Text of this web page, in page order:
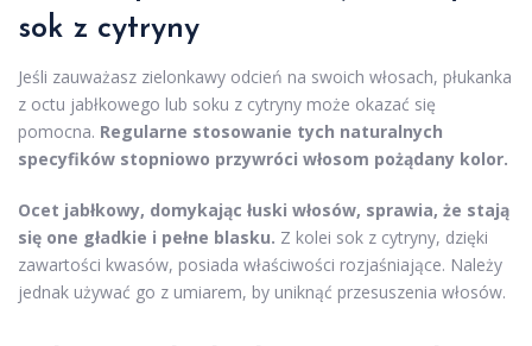
sok z cytryny
Jeśli zauważasz zielonkawy odcień na swoich włosach, płukanka
z octu jabłkowego lub soku z cytryny może okazać się
pomocna. Regularne stosowanie tych naturalnych
specyfików stopniowo przywróci włosom pożądany kolor.
Ocet jabłkowy, domykając łuski włosów, sprawia, że stają
się one gładkie i pełne blasku. Z kolei sok z cytryny, dzięki
zawartości kwasów, posiada właściwości rozjaśniające. Należy
jednak używać go z umiarem, by uniknąć przesuszenia włosów.